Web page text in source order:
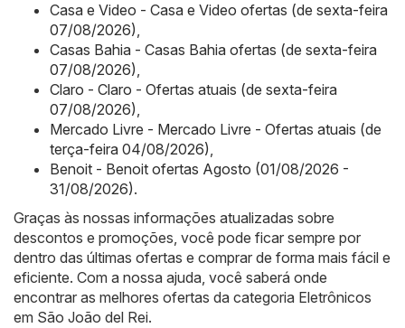
Casa e Video - Casa e Video ofertas (de sexta-feira
07/08/2026),
Casas Bahia - Casas Bahia ofertas (de sexta-feira
07/08/2026),
Claro - Claro - Ofertas atuais (de sexta-feira
07/08/2026),
Mercado Livre - Mercado Livre - Ofertas atuais (de
terça-feira 04/08/2026),
Benoit - Benoit ofertas Agosto (01/08/2026 -
31/08/2026).
Graças às nossas informações atualizadas sobre
descontos e promoções, você pode ficar sempre por
dentro das últimas ofertas e comprar de forma mais fácil e
eficiente. Com a nossa ajuda, você saberá onde
encontrar as melhores ofertas da categoria Eletrônicos
em São João del Rei.